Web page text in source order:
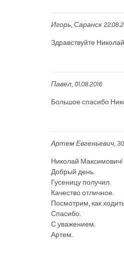
Игорь Саранск
Здравствуйте
Павел 01.08.2016
Большое спасибо
Артем Евгеньевич
Николай Максимович!
Добрый день.
Гусеницу получил.
Качество отличное.
Посмотрим, как
Спасибо.
С уважением.
Артем.